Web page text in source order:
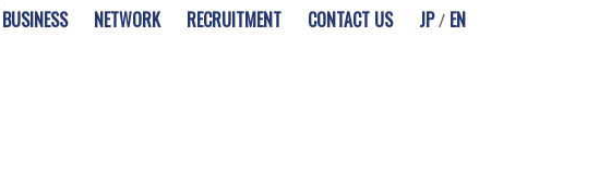
BUSINESS NETWORK RECRUITMENT CONTACT US JP/ EN